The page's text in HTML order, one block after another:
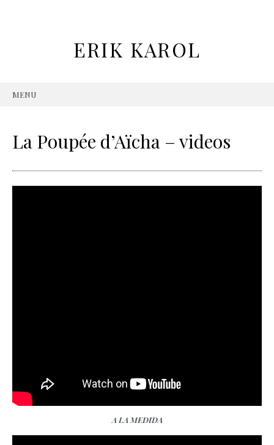
ERIK KAROL
MENU
La Poupée d’Aïcha – videos
A LA MEDIDA